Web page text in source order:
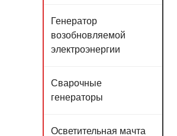
Генератор
возобновляемой
электроэнергии
Сварочные
генераторы
Осветительная мачта